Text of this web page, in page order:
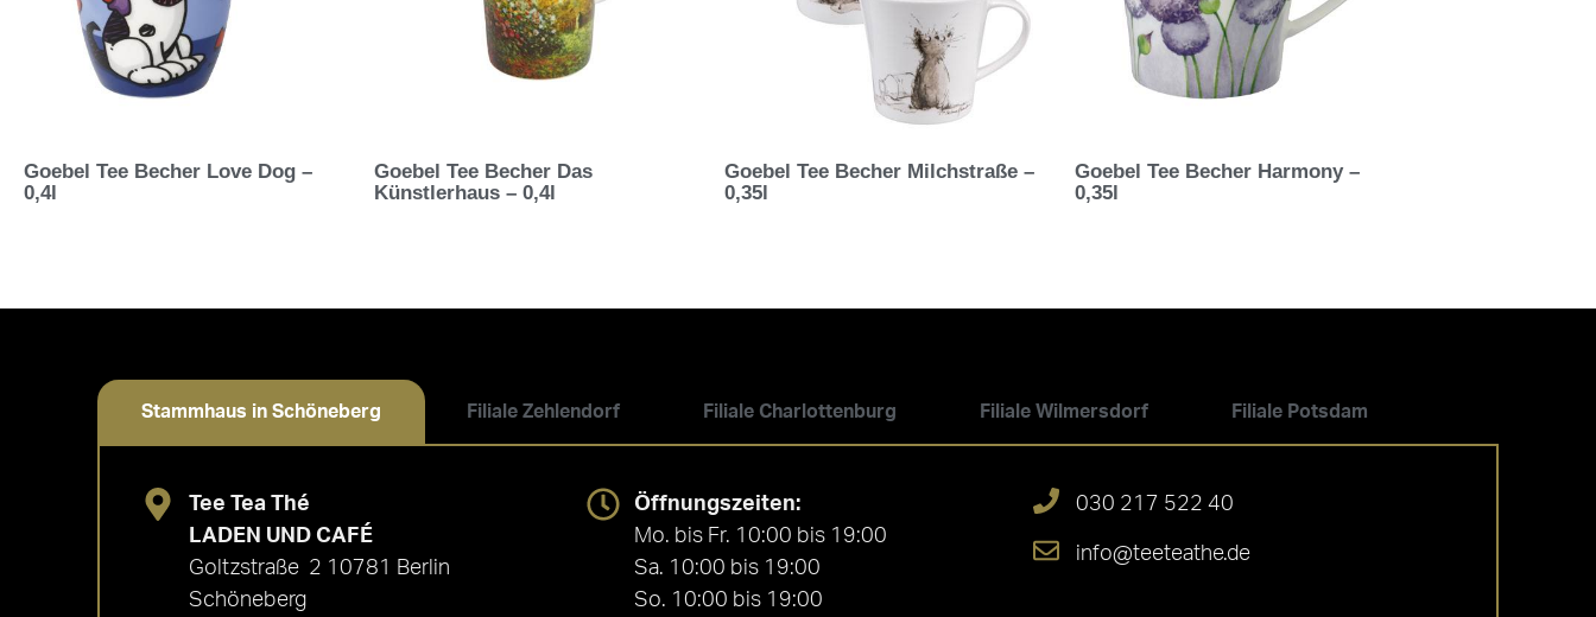
Goebel Tee Becher Love Dog –
0,4l
Goebel Tee Becher Das
Künstlerhaus – 0,4l
Goebel Tee Becher Milchstraße –
0,35l
Goebel Tee Becher Harmony –
0,35l
Stammhaus in Schöneberg Filiale Zehlendorf Filiale Charlottenburg Filiale Wilmersdorf Filiale Potsdam
Tee Tea Thé
LADEN UND CAFÉ
Goltzstraße 2 10781 Berlin
Schöneberg
Öffnungszeiten:
Mo. bis Fr. 10:00 bis 19:00
Sa. 10:00 bis 19:00
So. 10:00 bis 19:00
030 217 522 40
info@teeteathe.de